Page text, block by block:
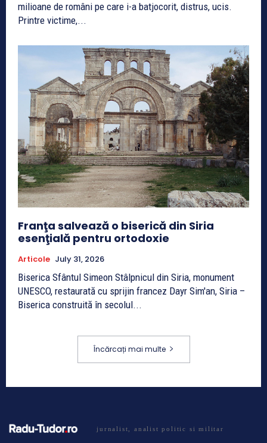
milioane de români pe care i-a batjocorit, distrus, ucis.
Printre victime,...
Franţa salvează o biserică din Siria
esenţială pentru ortodoxie
Articole July 31, 2026
Biserica Sfântul Simeon Stâlpnicul din Siria, monument
UNESCO, restaurată cu sprijin francez Dayr Sim'an, Siria –
Biserica construită în secolul...
Încărcați mai multe
jurnalist, analist politic si militar